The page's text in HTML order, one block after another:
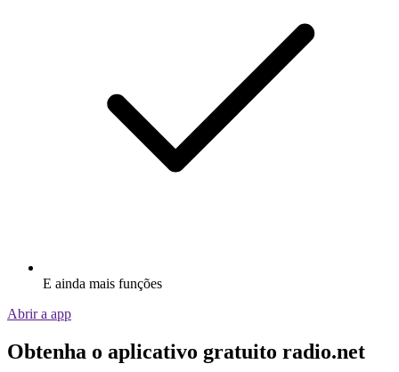
E ainda mais funções
Abrir a app
Obtenha o aplicativo gratuito radio.net